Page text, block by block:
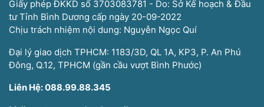
Giấy phép ĐKKD số 3703083781 - Do: Sở Kế hoạch & Đầu
tư Tỉnh Bình Dương cấp ngày 20-09-2022
Chịu trách nhiệm nội dung: Nguyễn Ngọc Quí
Đại lý giao dịch TPHCM: 1183/3D, QL 1A, KP3, P. An Phú
Đông, Q.12, TPHCM (gần cầu vượt Bình Phước)
Liên Hệ: 088.99.88.345